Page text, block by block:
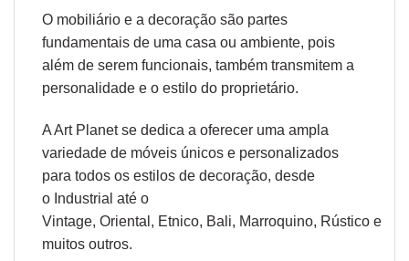
O mobiliário e a decoração são partes
fundamentais de uma casa ou ambiente, pois
além de serem funcionais, também transmitem a
personalidade e o estilo do proprietário.
A Art Planet se dedica a oferecer uma ampla
variedade de móveis únicos e personalizados
para todos os estilos de decoração, desde
o Industrial até o
Vintage, Oriental , Etnico, Bali, Marroquino, Rústico e
muitos outros.